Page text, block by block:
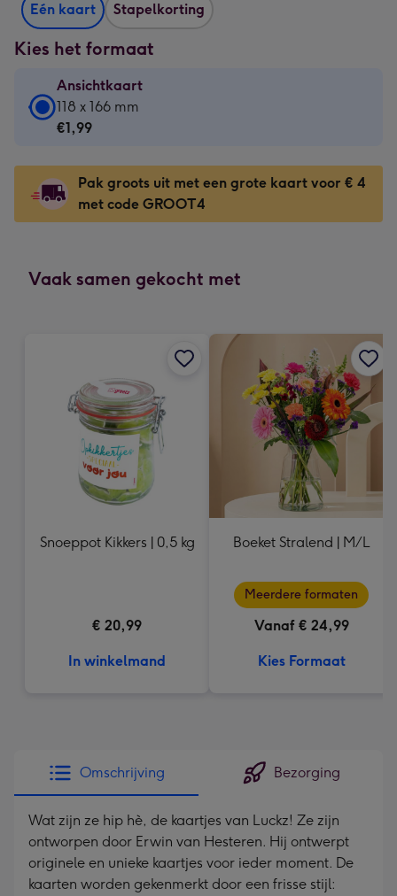
Eén kaart Stapelkorting
Kies het formaat
Ansichtkaart
Ansichtkaart
-
-
118
x
-
118 x 166 mm
€1,99
Pak groots uit met een grote kaart voor € 4
met code GROOT4
Vaak samen gekocht met
Snoeppot Kikkers | 0,5 kg
€ 20,99
In winkelmand
Boeket Stralend | M/L
Meerdere formaten
Vanaf € 24,99
Kies Formaat
Omschrijving Bezorging
Wat zijn ze hip hè, de kaartjes van Luckz! Ze zijn
ontworpen door Erwin van Hesteren. Hij ontwerpt
originele en unieke kaartjes voor ieder moment. De
kaarten worden gekenmerkt door een frisse stijl: